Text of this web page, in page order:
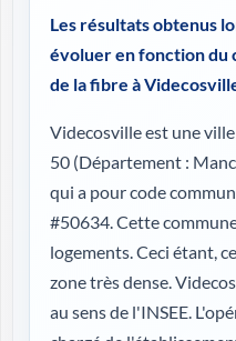
Les résultats obtenus
évoluer en fonction du
de la fibre à
Videcosville est une
50 (Département :
qui a pour code
#50634. Cette
logements. Ceci étant,
zone très dense.
au sens de l'INSEE.